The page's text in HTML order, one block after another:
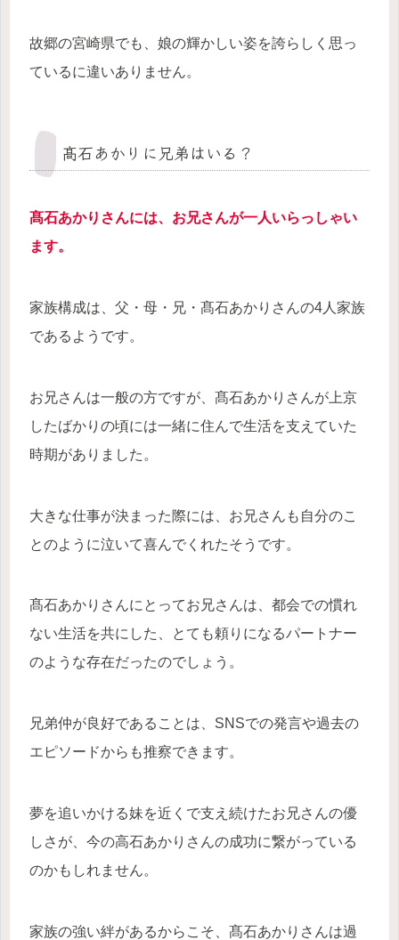
故郷の宮崎県でも、娘の輝かしい姿を誇らしく思っ
ているに違いありません。
髙石あかりに兄弟はいる？
髙石あかりさんには、お兄さんが一人いらっしゃい
ます。
家族構成は、父・母・兄・髙石あかりさんの4人家族
であるようです。
お兄さんは一般の方ですが、髙石あかりさんが上京
したばかりの頃には一緒に住んで生活を支えていた
時期がありました。
大きな仕事が決まった際には、お兄さんも自分のこ
とのように泣いて喜んでくれたそうです。
髙石あかりさんにとってお兄さんは、都会での慣れ
ない生活を共にした、とても頼りになるパートナー
のような存在だったのでしょう。
兄弟仲が良好であることは、SNSでの発言や過去の
エピソードからも推察できます。
夢を追いかける妹を近くで支え続けたお兄さんの優
しさが、今の高石あかりさんの成功に繋がっている
のかもしれません。
家族の強い絆があるからこそ、髙石あかりさんは過